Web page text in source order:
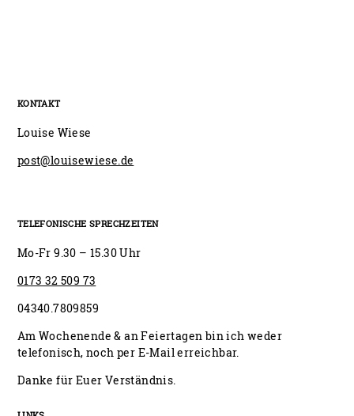
KONTAKT
Louise Wiese
post@louisewiese.de
TELEFONISCHE SPRECHZEITEN
Mo-Fr 9.30 – 15.30 Uhr
0173 32 509 73
04340.7809859
Am Wochenende & an Feiertagen bin ich weder
telefonisch, noch per E-Mail erreichbar.
Danke für Euer Verständnis.